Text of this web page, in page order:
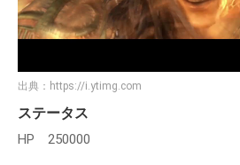
出典： https://i.ytimg.com
ステータス
HP 250000